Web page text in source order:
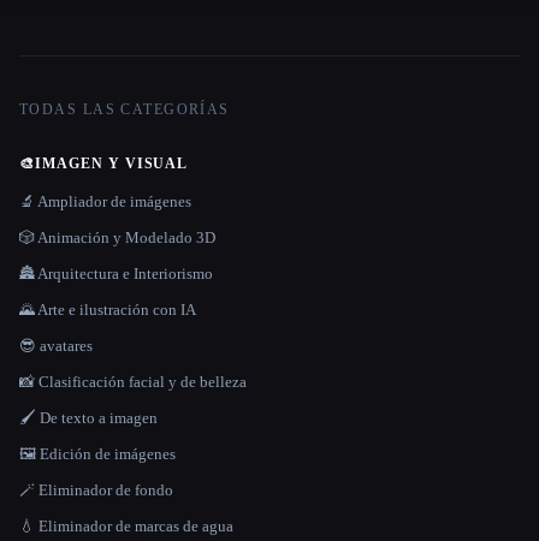
TODAS LAS CATEGORÍAS
🎨IMAGEN Y VISUAL
🔬 Ampliador de imágenes
🎲 Animación y Modelado 3D
🏯 Arquitectura e Interiorismo
🌄 Arte e ilustración con IA
😎 avatares
📸 Clasificación facial y de belleza
🖌️ De texto a imagen
🖼️ Edición de imágenes
🪄 Eliminador de fondo
💧 Eliminador de marcas de agua